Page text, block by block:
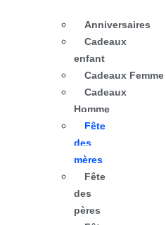
Anniversaires
Cadeaux
enfant
Cadeaux Femme
Cadeaux
Homme
Fête
des
mères
Fête
des
pères